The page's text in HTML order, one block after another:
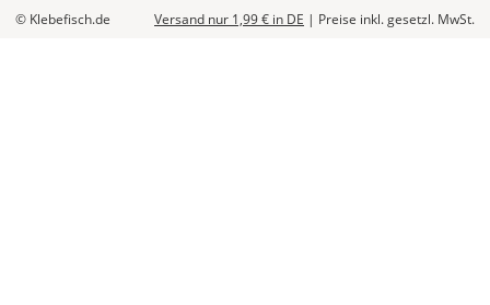
© Klebefisch.de Versand nur 1,99 € in DE | Preise inkl. gesetzl. MwSt.